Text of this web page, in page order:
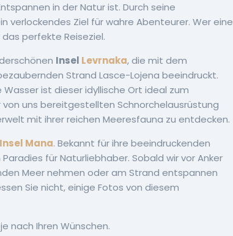
in der Natur ist. Durch seine
Ziel für wahre Abenteurer. Wer eine
perfekte Reiseziel.
Insel Levrnaka, die mit dem
Strand Lasce-Lojena beeindruckt.
ist dieser idyllische Ort ideal zum
uns bereitgestellten Schnorchelausrüstung
mit ihrer reichen Meeresfauna zu entdecken.
Insel Mana. Bekannt für ihre beeindruckenden
für Naturliebhaber. Sobald wir vor Anker
Meer nehmen oder am Strand entspannen
Sie nicht, einige Fotos von diesem
nach Ihren Wünschen.